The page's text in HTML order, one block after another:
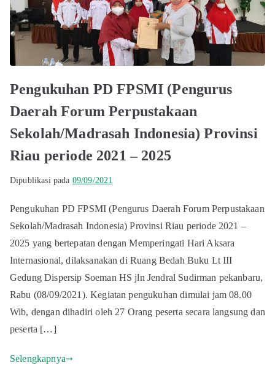
Pengukuhan PD FPSMI (Pengurus
Daerah Forum Perpustakaan
Sekolah/Madrasah Indonesia) Provinsi
Riau periode 2021 – 2025
Dipublikasi pada 09/09/2021
Pengukuhan PD FPSMI (Pengurus Daerah Forum Perpustakaan
Sekolah/Madrasah Indonesia) Provinsi Riau periode 2021 –
2025 yang bertepatan dengan Memperingati Hari Aksara
Internasional, dilaksanakan di Ruang Bedah Buku Lt III
Gedung Dispersip Soeman HS jln Jendral Sudirman pekanbaru,
Rabu (08/09/2021). Kegiatan pengukuhan dimulai jam 08.00
Wib, dengan dihadiri oleh 27 Orang peserta secara langsung dan
peserta […]
Selengkapnya